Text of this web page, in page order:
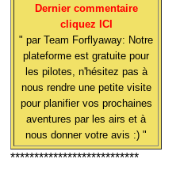
Dernier commentaire
cliquez ICI
" par Team Forflyaway: Notre
plateforme est gratuite pour
les pilotes, n'hésitez pas à
nous rendre une petite visite
pour planifier vos prochaines
aventures par les airs et à
nous donner votre avis :) "
***************************